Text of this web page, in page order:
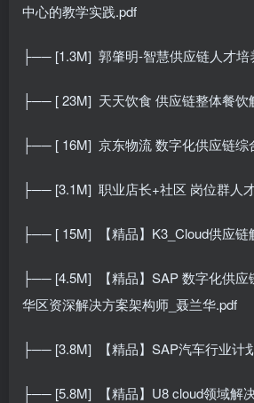
中心的教学实践.pdf
├── [1.3M] 郭肇明-智慧供应链人才培
├── [ 23M] 天天饮食 供应链整体餐饮
├── [ 16M] 京东物流 数字化供应链综
├── [3.1M] 职业店长+社区 岗位群人
├── [ 15M] 【精品】K3_Cloud供应
├── [4.5M]
【精品】SAP 数字化供
华区资深解决方案架构师_聂兰华.pdf
├── [3.8M] 【精品】SAP汽车行业计
├── [5.8M]
【精品】U8 cloud领域解